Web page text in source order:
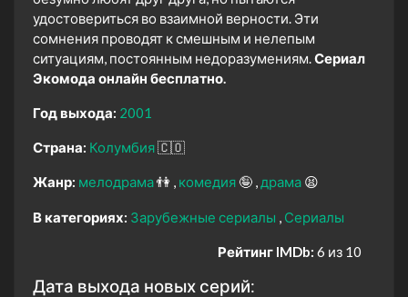
удостовериться во взаимной верности. Эти
сомнения проводят к смешным и нелепым
ситуациям, постоянным недоразумениям.Сериал
Экомода онлайн бесплатно.
Год выхода: 2001
Страна: Колумбия🇨🇴
Жанр: мелодрама👫 комедия 🤪 драма 😫
В категориях: Зарубежные сериалы Сериалы
Рейтинг IMDb: 6 из 10
Дата выхода новых серий: